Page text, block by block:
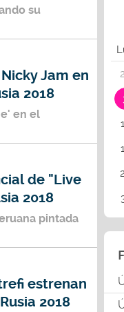
su
Jam en
2018
en el
de "Live
2018
pintada
estrenan
2018